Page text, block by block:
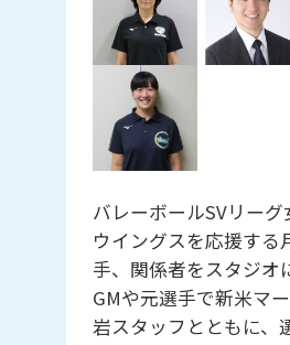
バレーボールSVリー
ウイングスを応援する
手、関係者をスタジオ
GMや元選手で新米マ
岩スタッフとともに、